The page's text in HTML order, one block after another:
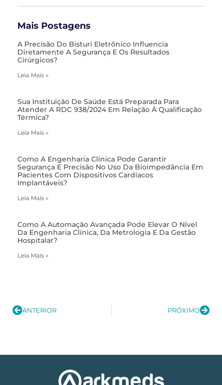
Mais Postagens
A Precisão Do Bisturi Eletrônico Influencia
Diretamente A Segurança E Os Resultados
Cirúrgicos?
Leia Mais »
Sua Instituição De Saúde Está Preparada Para
Atender A RDC 938/2024 Em Relação À Qualificação
Térmica?
Leia Mais »
Como A Engenharia Clínica Pode Garantir
Segurança E Precisão No Uso Da Bioimpedância Em
Pacientes Com Dispositivos Cardíacos
Implantáveis?
Leia Mais »
Como A Automação Avançada Pode Elevar O Nível
Da Engenharia Clínica, Da Metrologia E Da Gestão
Hospitalar?
Leia Mais »
ANTERIOR PRÓXIMO